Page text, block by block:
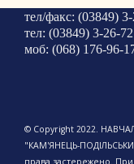
тел/факс: (03849) 3-
тел: (03849) 3-26-72
моб: (068) 176-96-
© Copyright 2022.
"КАМ'ЯНЕЦЬ-
права застережено. При